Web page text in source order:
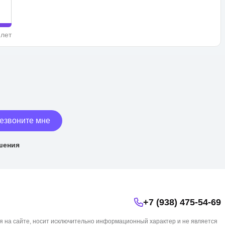
мне
+7 (938) 475-54-69
сайте, носит исключительно информационный характер и не является